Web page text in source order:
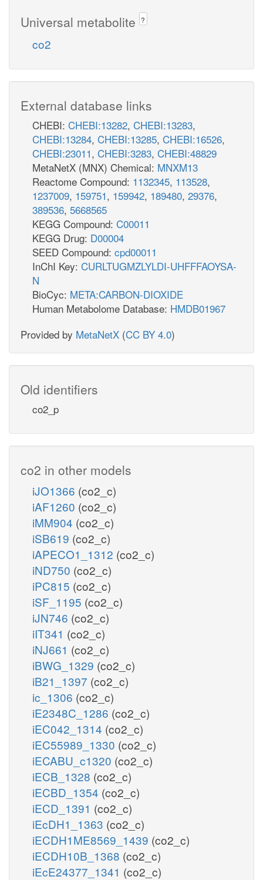
Universal metabolite ?
co2
External database links
CHEBI: CHEBI:13282, CHEBI:13283,
CHEBI:13284, CHEBI:13285, CHEBI:16526,
CHEBI:23011, CHEBI:3283, CHEBI:48829
MetaNetX (MNX) Chemical: MNXM13
Reactome Compound: 1132345, 113528,
1237009, 159751, 159942, 189480, 29376,
389536, 5668565
KEGG Compound: C00011
KEGG Drug: D00004
SEED Compound: cpd00011
InChI Key: CURLTUGMZLYLDI-UHFFFAOYSA-
N
BioCyc: META:CARBON-DIOXIDE
Human Metabolome Database: HMDB01967
Provided by MetaNetX (CC BY 4.0)
Old identifiers
co2_p
co2 in other models
iJO1366 (co2_c)
iAF1260 (co2_c)
iMM904 (co2_c)
iSB619 (co2_c)
iAPECO1_1312 (co2_c)
iND750 (co2_c)
iPC815 (co2_c)
iSF_1195 (co2_c)
iJN746 (co2_c)
iIT341 (co2_c)
iNJ661 (co2_c)
iBWG_1329 (co2_c)
iB21_1397 (co2_c)
ic_1306 (co2_c)
iE2348C_1286 (co2_c)
iEC042_1314 (co2_c)
iEC55989_1330 (co2_c)
iECABU_c1320 (co2_c)
iECB_1328 (co2_c)
iECBD_1354 (co2_c)
iECD_1391 (co2_c)
iEcDH1_1363 (co2_c)
iECDH1ME8569_1439 (co2_c)
iECDH10B_1368 (co2_c)
iEcE24377_1341 (co2_c)